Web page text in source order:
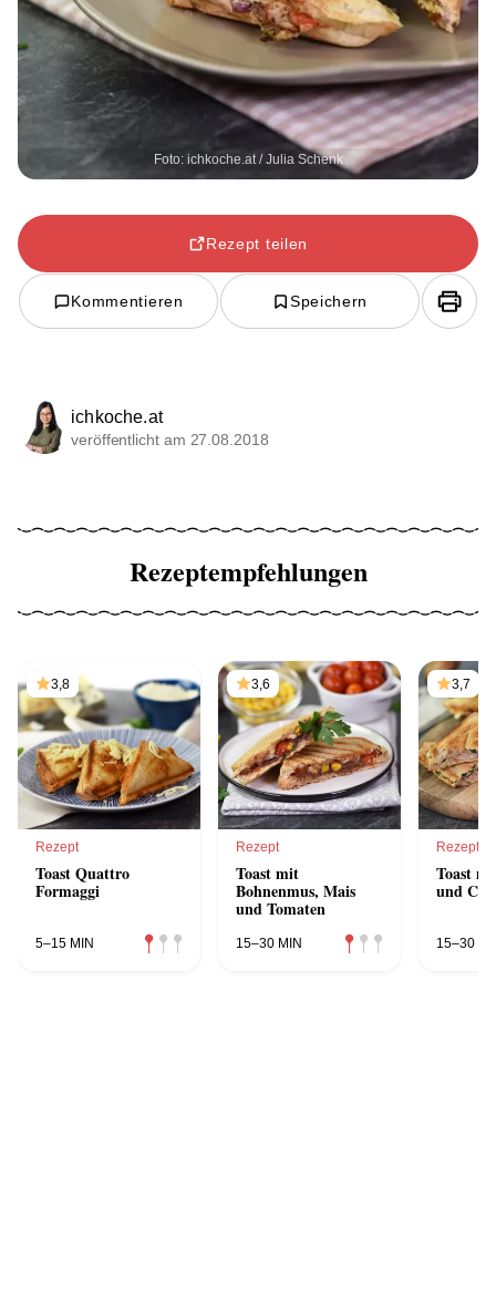
Foto: ichkoche.at / Julia Schenk
Rezept teilen
Kommentieren Speichern
ichkoche.at
veröffentlicht am 27.08.2018
Rezeptempfehlungen
3,8
Rezept
Toast Quattro
Formaggi
5–15 MIN
3,6
Rezept
Toast mit
Bohnenmus, Mais
und Tomaten
15–30 MIN
3,7
Rezept
Toast
und
15–30